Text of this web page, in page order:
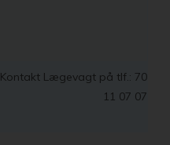
Kontakt Lægevagt på tlf.: 70
11 07 07